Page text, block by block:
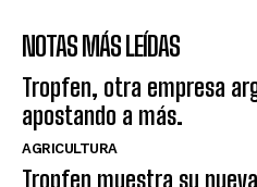
NOTAS MÁS LEÍDAS
Tropfen, otra empresa
apostando a más.
AGRICULTURA
Tropfen muestra su